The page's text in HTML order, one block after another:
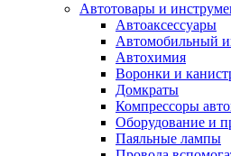
Автотовары и
Автоаксессуары
Автомобильный
Автохимия
Воронки и
Домкраты
Компрессоры
Оборудование и
Паяльные лампы